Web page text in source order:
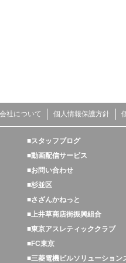
社について 個人情報保護方針
■スタッフブログ
■動画配信サービス
■お問い合わせ
■杉並区
■さざんかねっと
■上井草商店街振興組合
■東京アスレティッククラブ
■FC東京
■三菱電機ビルソリューション